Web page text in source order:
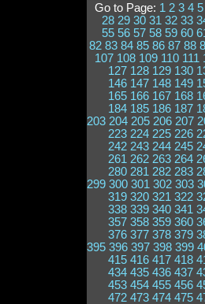
Go to Page: 1 2 3 4 5
28 29 30 31 32 33
55 56 57 58 59 60 61
82 83 84 85 86 87 88
107 108 109 110 111
127 128 129 130
146 147 148 149
165 166 167 168
184 185 186 187
203 204 205 206 207
223 224 225 226
242 243 244 245
261 262 263 264
280 281 282 283
299 300 301 302 303
319 320 321 322
338 339 340 341
357 358 359 360
376 377 378 379
395 396 397 398 399
415 416 417 418
434 435 436 437
453 454 455 456
472 473 474 475